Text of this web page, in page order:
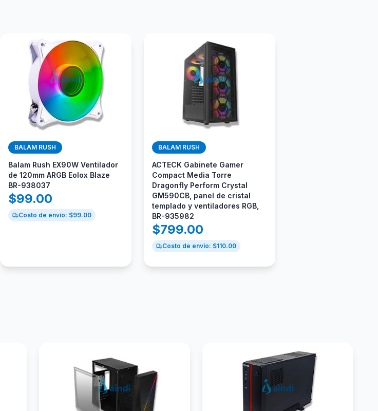
BALAM RUSH
Balam Rush EX90W Ventilador
de 120mm ARGB Eolox Blaze
BR-938037
$99.00
Costo de envío: $99.00
BALAM RUSH
ACTECK Gabinete Gamer
Compact Media Torre
Dragonfly Perform Crystal
GM590CB, panel de cristal
templado y ventiladores RGB,
BR-935982
$799.00
Costo de envío: $110.00